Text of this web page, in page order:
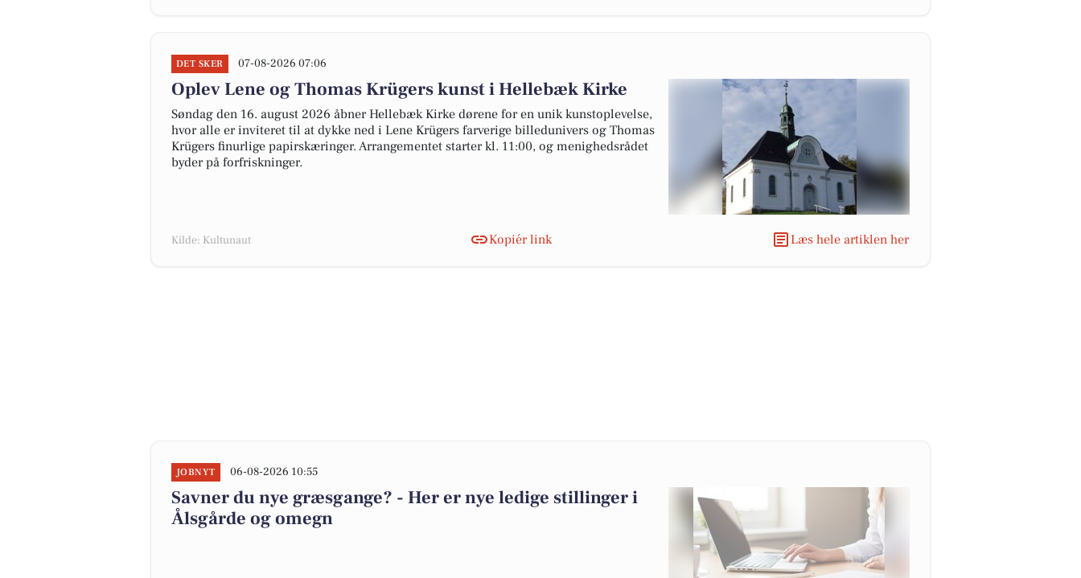
DET SKER 07-08-2026 07:06
Oplev Lene og Thomas Krügers kunst i Hellebæk Kirke
Søndag den 16. august 2026 åbner Hellebæk Kirke dørene for en unik kunstoplevelse,
hvor alle er inviteret til at dykke ned i Lene Krügers farverige billedunivers og Thomas
Krügers finurlige papirskæringer. Arrangementet starter kl. 11:00, og menighedsrådet
byder på forfriskninger.
Kilde: Kultunaut Kopiér link Læs hele artiklen her
JOBNYT 06-08-2026 10:55
Savner du nye græsgange? - Her er nye ledige stillinger i
Ålsgårde og omegn